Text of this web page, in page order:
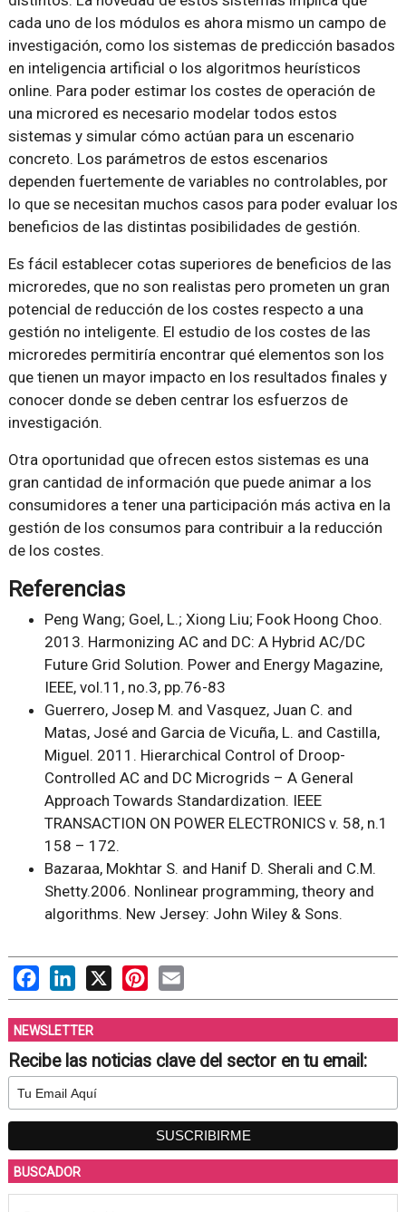
cada uno de los módulos es ahora mismo un campo de
investigación, como los sistemas de predicción basados
en inteligencia artificial o los algoritmos heurísticos
online. Para poder estimar los costes de operación de
una microred es necesario modelar todos estos
sistemas y simular cómo actúan para un escenario
concreto. Los parámetros de estos escenarios
dependen fuertemente de variables no controlables, por
lo que se necesitan muchos casos para poder evaluar los
beneficios de las distintas posibilidades de gestión.
Es fácil establecer cotas superiores de beneficios de las
microredes, que no son realistas pero prometen un gran
potencial de reducción de los costes respecto a una
gestión no inteligente. El estudio de los costes de las
microredes permitiría encontrar qué elementos son los
que tienen un mayor impacto en los resultados finales y
conocer donde se deben centrar los esfuerzos de
investigación.
Otra oportunidad que ofrecen estos sistemas es una
gran cantidad de información que puede animar a los
consumidores a tener una participación más activa en la
gestión de los consumos para contribuir a la reducción
de los costes.
Referencias
Peng Wang; Goel, L.; Xiong Liu; Fook Hoong Choo.
2013. Harmonizing AC and DC: A Hybrid AC/DC
Future Grid Solution. Power and Energy Magazine,
IEEE, vol.11, no.3, pp.76-83
Guerrero, Josep M. and Vasquez, Juan C. and
Matas, José and Garcia de Vicuña, L. and Castilla,
Miguel. 2011. Hierarchical Control of Droop-
Controlled AC and DC Microgrids – A General
Approach Towards Standardization. IEEE
TRANSACTION ON POWER ELECTRONICS v. 58, n.1
158 – 172.
Bazaraa, Mokhtar S. and Hanif D. Sherali and C.M.
Shetty.2006. Nonlinear programming, theory and
algorithms. New Jersey: John Wiley & Sons.
FacebookLinkedIn
X PinterestEmail
NEWSLETTER
Recibe las noticias clave del sector en tu email:
BUSCADOR